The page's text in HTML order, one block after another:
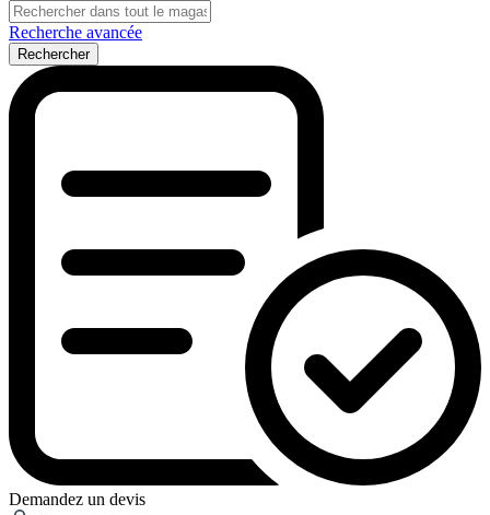
Recherche avancée
Rechercher
Demandez un devis